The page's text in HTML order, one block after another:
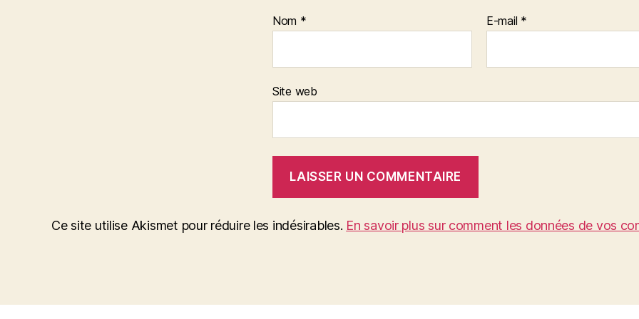
Nom * E-mail *
Site web
Ce site utilise Akismet pour réduire les indésirables. En savoir plus sur comment les données de vos